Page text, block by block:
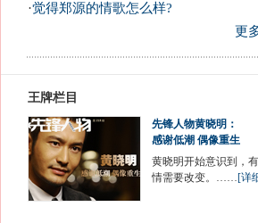
·觉得郑源的情歌怎么样?
更
王牌栏目
先锋人物黄晓明：
感谢低潮 偶像重生
黄晓明开始意识到，
情需要改变。……[详